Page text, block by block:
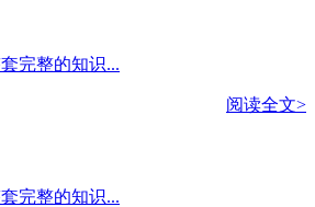
完整的知识...
阅读全文>
完整的知识...